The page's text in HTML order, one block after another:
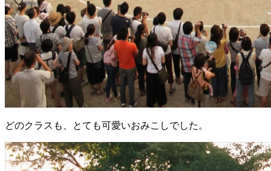
どのクラスも、とても可愛いおみこしでした。